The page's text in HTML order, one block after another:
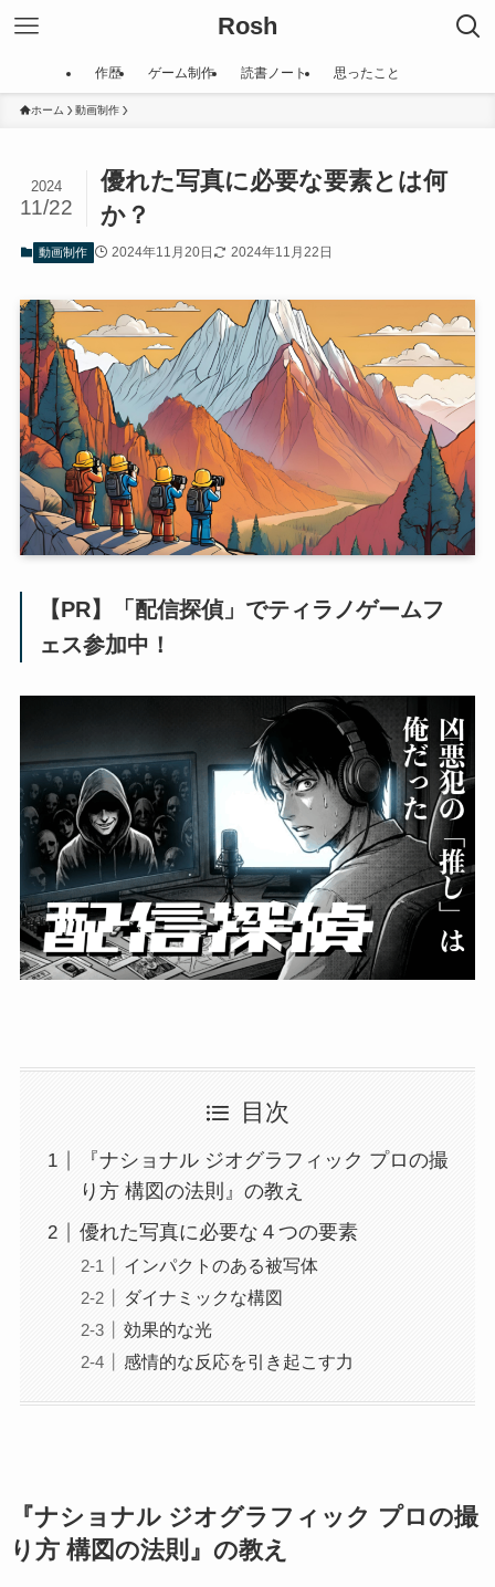
Rosh
作歴 ゲーム制作 読書ノート 思ったこと
ホーム 動画制作
優れた写真に必要な要素とは何
か？
2024
11/22
動画制作 2024年11月20日 2024年11月22日
【PR】「配信探偵」でティラノゲームフ
ェス参加中！
目次
『ナショナル ジオグラフィック プロの撮
り方 構図の法則』の教え
優れた写真に必要な４つの要素
インパクトのある被写体
ダイナミックな構図
効果的な光
感情的な反応を引き起こす力
『ナショナル ジオグラフィック プロの撮
り方 構図の法則』の教え